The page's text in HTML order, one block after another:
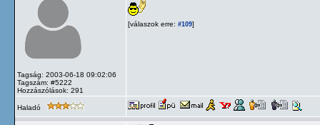
Tagság: 2003-06-18 09:02:06
Tagszám: #5222
Hozzászólások: 291
[válaszok erre: #109]
Haladó